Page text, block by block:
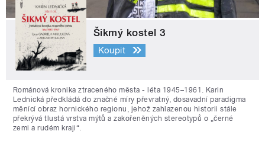
Šikmý kostel 3
Koupit
Románová kronika ztraceného města - léta 1945–1961. Karin
Lednická předkládá do značné míry převratný, dosavadní paradigma
měnící obraz hornického regionu, jehož zahlazenou historii stále
překrývá tlustá vrstva mýtů a zakořeněných stereotypů o „černé
zemi a rudém kraji“.